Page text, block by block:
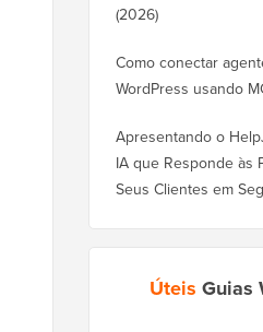
(2026)
Como conectar
WordPress usando
Apresentando o
IA que Responde às
Seus Clientes em
Úteis Guias